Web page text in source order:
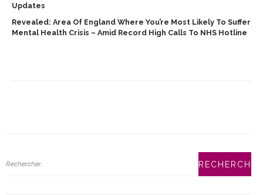
Updates
Revealed: Area Of England Where You’re Most Likely To Suffer
Mental Health Crisis – Amid Record High Calls To NHS Hotline